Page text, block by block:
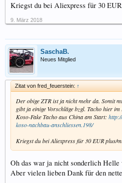
Kriegst du bei Aliexpress für 30
9. März 2018
SaschaB.
Neues Mitglied
Zitat von fred_feuerstein: ↑
Der obige ZTR ist ja nicht mehr da. Somit
gibt ja einige Vorschläge bzgl. Tacho hier
Koso-Fake Tacho aus China am Start:
koso-nachbau-anschliessen.198/
Kriegst du bei Aliexpress für 30 EUR plus/
Oh das war ja nicht sonderlich Helle
Aber vielen lieben Dank für den